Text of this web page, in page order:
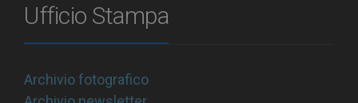
Ufficio Stampa
Archivio fotografico